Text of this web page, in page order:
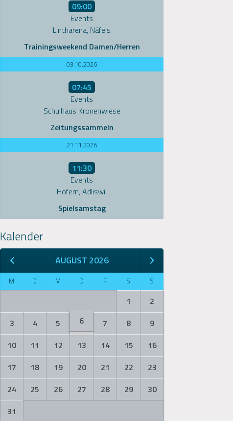
09:00
Events
Lintharena, Näfels
Trainingsweekend Damen/Herren
03.10.2026
07:45
Events
Schulhaus Kronenwiese
Zeitungssammeln
21.11.2026
11:30
Events
Hofern, Adliswil
Spielsamstag
Kalender
AUGUST 2026
M D M D F S S
1
2
3
4 5 6 7 8
9
10
11 12 13 14 15
16
17
18 19 20 21 22
23
24
25 26 27 28 29
30
31